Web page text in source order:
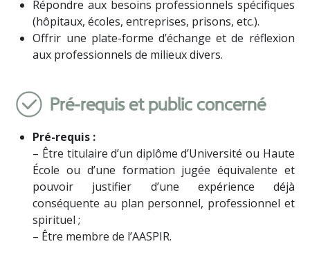
Répondre aux besoins professionnels spécifiques
(hôpitaux, écoles, entreprises, prisons, etc.).
Offrir une plate-forme d’échange et de réflexion
aux professionnels de milieux divers.
Pré-requis et public concerné
Pré-requis :
– Être titulaire d’un diplôme d’Université ou Haute
École ou d’une formation jugée équivalente et
pouvoir justifier d’une expérience déjà
conséquente au plan personnel, professionnel et
spirituel ;
– Être membre de l’AASPIR.